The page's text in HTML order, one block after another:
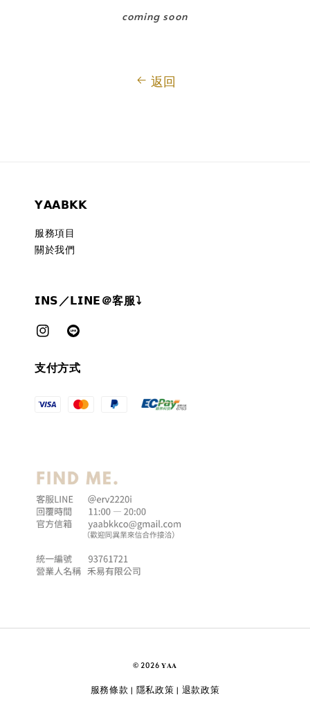
coming soon
返回
𝗬𝗔𝗔𝗕𝗞𝗞
服務項目
關於我們
𝗜𝗡𝗦／𝗟𝗜𝗡𝗘＠客服⤵︎
支付方式
© 2026 𝐘𝐀𝐀
服務條款 | 隱私政策 | 退款政策